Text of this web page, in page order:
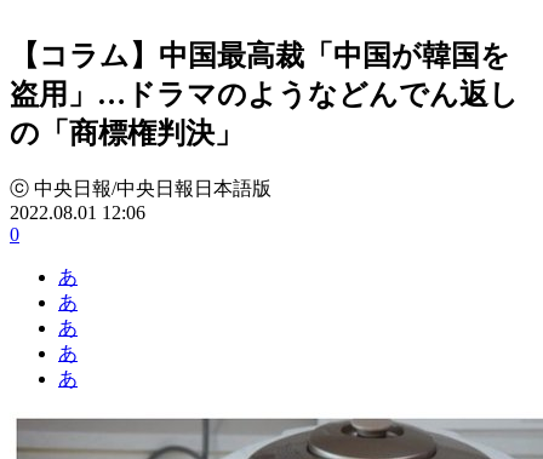
【コラム】中国最高裁「中国が韓国を
盗用」…ドラマのようなどんでん返し
の「商標権判決」
ⓒ 中央日報/中央日報日本語版
2022.08.01 12:06
0
あ
あ
あ
あ
あ